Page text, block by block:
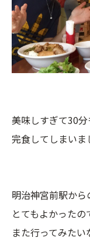
美味しすぎて30
完食してしまい
明治神宮前駅から
とてもよかったの
また行ってみたい